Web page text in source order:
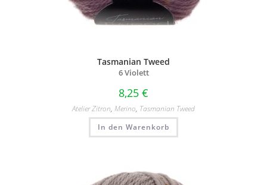
Tasmanian Tweed
6 Violett
8,25 €
Atelier Zitron, Merino, Tasmanian Tweed
In den Warenkorb